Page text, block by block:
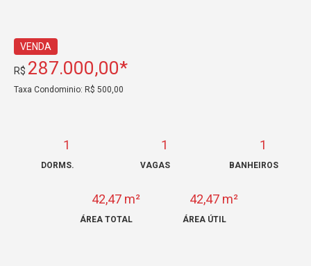
VENDA
R$ 287.000,00*
Taxa Condominio: R$ 500,00
1
DORMS.
1
VAGAS
1
BANHEIROS
42,47 m²
ÁREA TOTAL
42,47 m²
ÁREA ÚTIL